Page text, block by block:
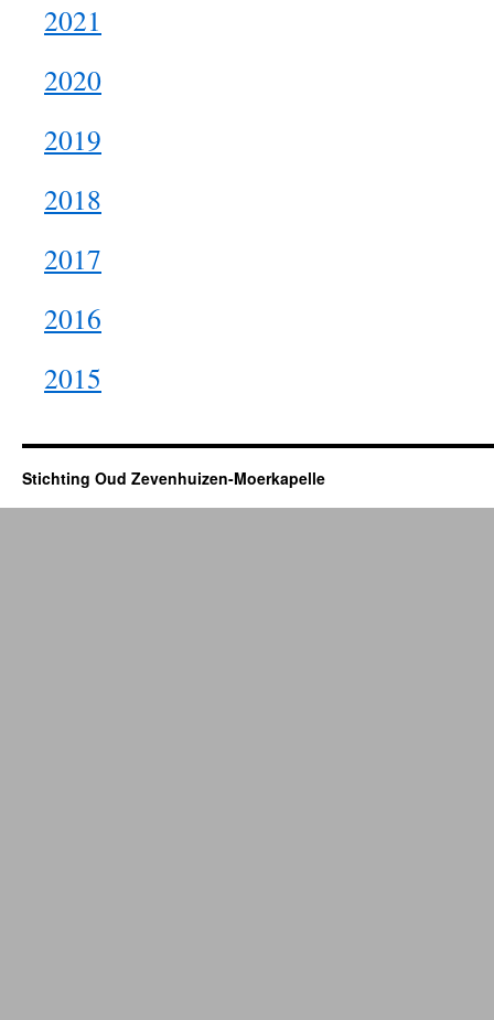
2021
2020
2019
2018
2017
2016
2015
Stichting Oud Zevenhuizen-Moerkapelle